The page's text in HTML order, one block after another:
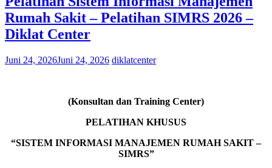
Rumah Sakit – Pelatihan SIMRS 2026 –
Diklat Center
Juni 24, 2026Juni 24, 2026 diklatcenter
(Konsultan dan Training Center)
PELATIHAN KHUSUS
“SISTEM INFORMASI MANAJEMEN RUMAH SAKIT –
SIMRS”